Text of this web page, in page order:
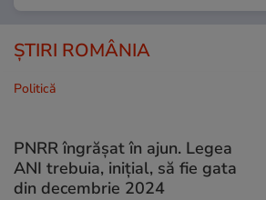
ȘTIRI ROMÂNIA
Politică
PNRR îngrășat în ajun. Legea
ANI trebuia, inițial, să fie gata
din decembrie 2024